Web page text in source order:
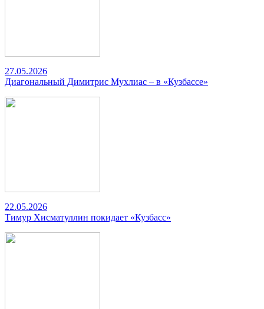
27.05.2026
Диагональный Димитрис Мухлиас – в «Кузбассе»
22.05.2026
Тимур Хисматуллин покидает «Кузбасс»